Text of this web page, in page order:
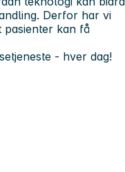
Derfor har vi
kan få
- hver dag!